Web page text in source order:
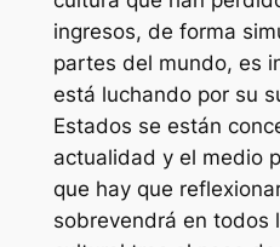
ingresos, de forma
partes del mundo, es
está luchando por su
Estados se están
actualidad y el medio
que hay que
sobrevendrá en todos